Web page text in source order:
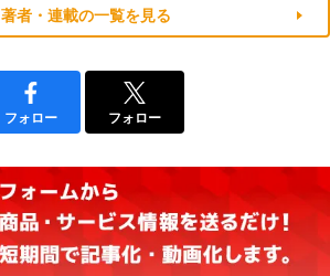
著者・連載の一覧を見る
フォロー フォロー